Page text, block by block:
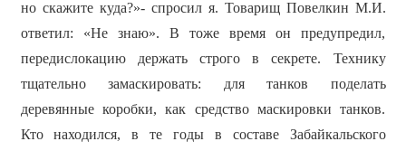
но скажите куда?»- спросил я. Товарищ Повелкин М.И.
ответил: «Не знаю». В тоже время он предупредил,
передислокацию держать строго в секрете. Технику
тщательно замаскировать: для танков поделать
деревянные коробки, как средство маскировки танков.
Кто находился, в те годы в составе Забайкальского